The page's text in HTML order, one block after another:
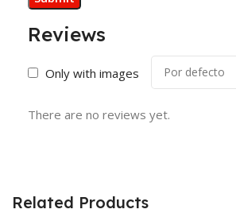
Reviews
Only with images
There are no reviews yet.
Related Products